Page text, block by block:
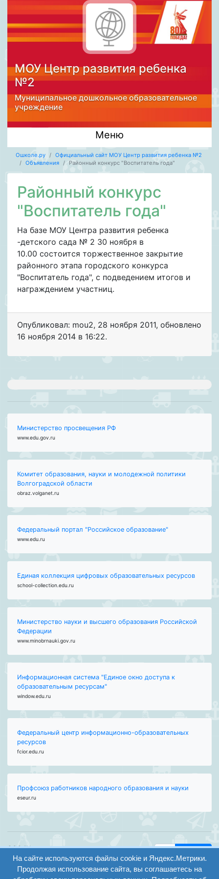
МОУ Центр развития ребенка
№2
Mуниципальное дошкольное образовательное
учреждение
Меню
Ошколе.ру
Официальный сайт МОУ Центр развития ребенка №2
Объявления
Районный конкурс "Воспитатель года"
Районный конкурс
"Воспитатель года"
На базе МОУ Центра развития ребенка
-детского сада № 2 30 ноября в
10.00 состоится торжественное закрытие
районного этапа городского конкурса
"Воспитатель года", с подведением итогов и
награждением участниц.
Опубликовал: mou2, 28 ноября 2011, обновлено
16 ноября 2014 в 16:22.
Министерство просвещения РФ
www.edu.gov.ru
Комитет образования, науки и молодежной политики
Волгоградской области
obraz.volganet.ru
Федеральный портал "Российское образование"
www.edu.ru
Единая коллекция цифровых образовательных ресурсов
school-collection.edu.ru
Министерство науки и высшего образования Российской
Федерации
www.minobrnauki.gov.ru
Информационная система "Единое окно доступа к
образовательным ресурсам"
window.edu.ru
Федеральный центр информационно-образовательных
ресурсов
fcior.edu.ru
Профсоюз работников народного образования и науки
eseur.ru
ООО "Центр
образования и
консалтинга"
Волгоград 2008-
вход
Версия
На сайте используются файлы cookie и Яндекс.Метрики.
Продолжая использование сайта, вы соглашаетесь на